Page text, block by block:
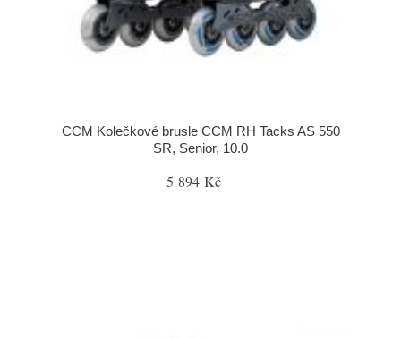
CCM Kolečkové brusle CCM RH Tacks AS 550
SR, Senior, 10.0
5 894 Kč